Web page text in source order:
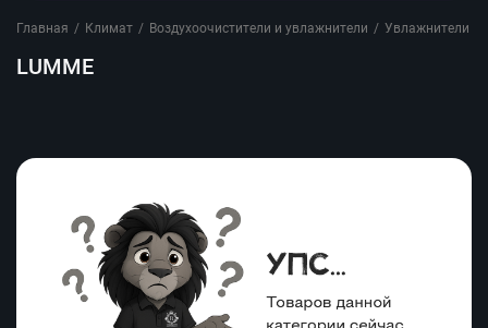
Главная / Климат / Воздухоочистители и увлажнители / Увлажнители
LUMME